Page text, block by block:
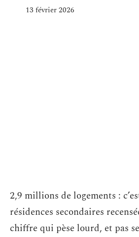
13 février 2026
2,9 millions de logements :
résidences secondaires
chiffre qui pèse lourd, et pas